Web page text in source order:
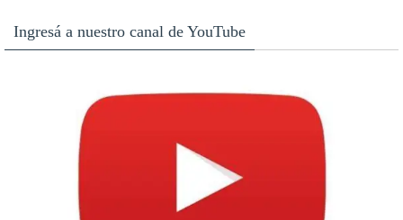
Ingresá a nuestro canal de YouTube